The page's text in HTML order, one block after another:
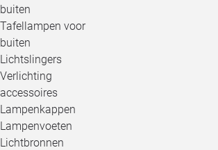
buiten
Tafellampen voor
buiten
Lichtslingers
Verlichting
accessoires
Lampenkappen
Lampenvoeten
Lichtbronnen